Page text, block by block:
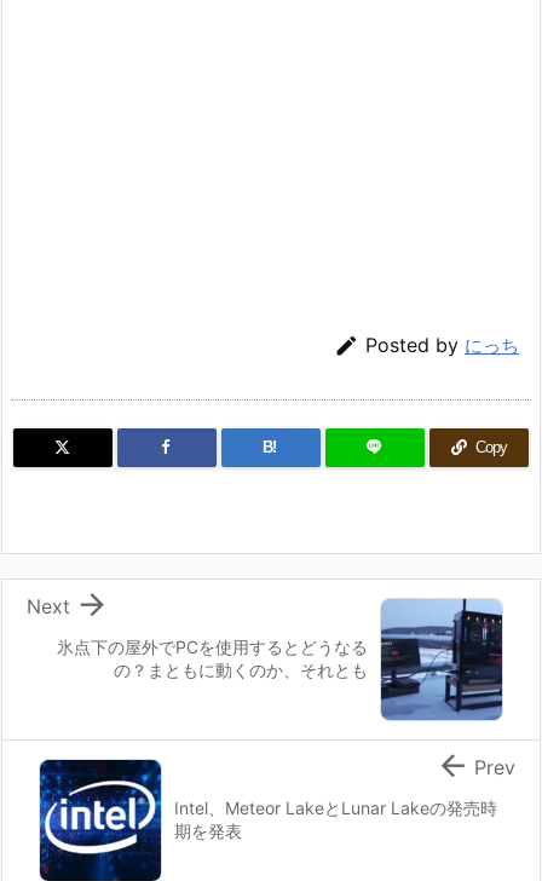
 Posted by にっち
B! Copy
氷点下の屋外でPCを使用するとどうなる
の？まともに動くのか、それとも

Next
Intel、Meteor LakeとLunar Lakeの発売時
期を発表
 Prev